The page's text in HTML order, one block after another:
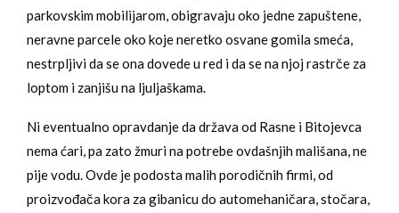
parkovskim mobilijarom, obigravaju oko jedne zapuštene,
neravne parcele oko koje neretko osvane gomila smeća,
nestrpljivi da se ona dovede u red i da se na njoj rastrče za
loptom i zanjišu na ljuljaškama.
Ni eventualno opravdanje da država od Rasne i Bitojevca
nema ćari, pa zato žmuri na potrebe ovdašnjih mališana, ne
pije vodu. Ovde je podosta malih porodičnih firmi, od
proizvođača kora za gibanicu do automehaničara, stočara,